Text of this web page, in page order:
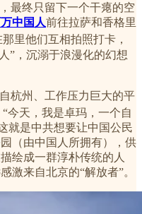
最终只留下一个干瘪的空
中国人前往拉萨和香格里
那里他们互相拍照打卡，
”，沉溺于浪漫化的幻想
杭州、工作压力巨大的平
“今天，我是卓玛，一个自
就是中共想要让中国公民
（由中国人所拥有），供
绘成一群淳朴传统的人
激来自北京的“解放者”。